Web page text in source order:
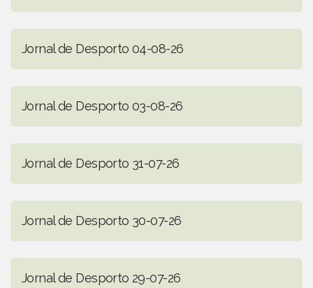
Jornal de Desporto 04-08-26
Jornal de Desporto 03-08-26
Jornal de Desporto 31-07-26
Jornal de Desporto 30-07-26
Jornal de Desporto 29-07-26